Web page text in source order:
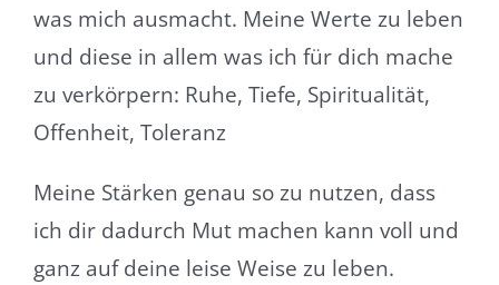
was mich ausmacht. Meine Werte zu leben
und diese in allem was ich für dich mache
zu verkörpern: Ruhe, Tiefe, Spiritualität,
Offenheit, Toleranz
Meine Stärken genau so zu nutzen, dass
ich dir dadurch Mut machen kann voll und
ganz auf deine leise Weise zu leben.